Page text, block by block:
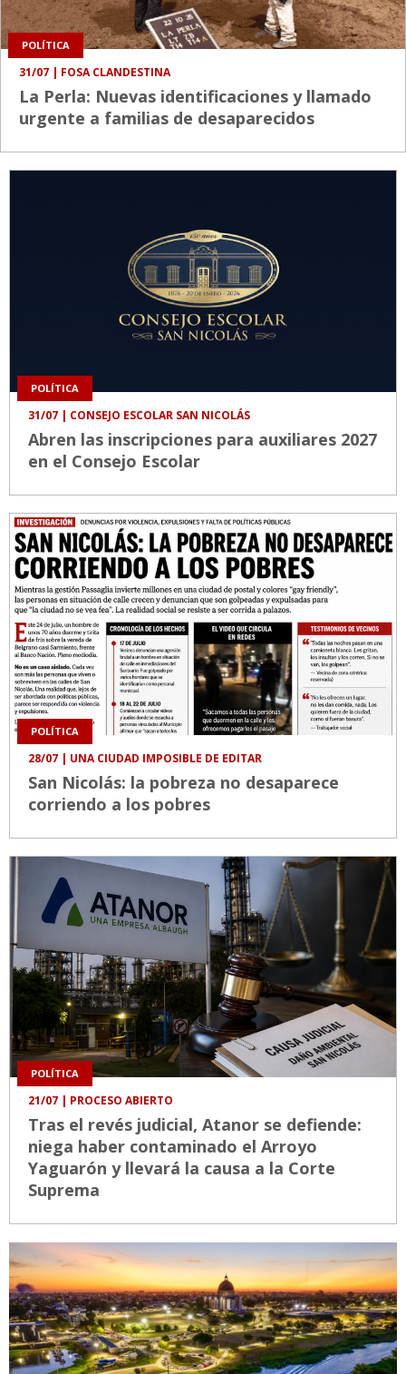
POLÍTICA
31/07 | FOSA CLANDESTINA
La Perla: Nuevas identificaciones y llamado
urgente a familias de desaparecidos
POLÍTICA
31/07 | CONSEJO ESCOLAR SAN NICOLÁS
Abren las inscripciones para auxiliares 2027
en el Consejo Escolar
POLÍTICA
28/07 | UNA CIUDAD IMPOSIBLE DE EDITAR
San Nicolás: la pobreza no desaparece
corriendo a los pobres
POLÍTICA
21/07 | PROCESO ABIERTO
Tras el revés judicial, Atanor se defiende:
niega haber contaminado el Arroyo
Yaguarón y llevará la causa a la Corte
Suprema